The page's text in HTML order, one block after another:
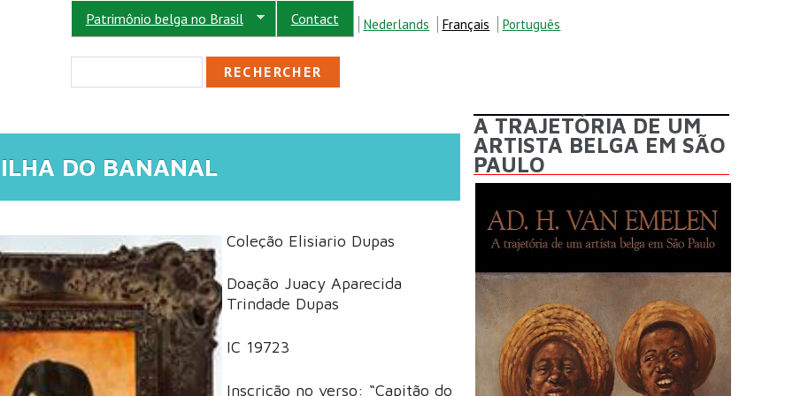
Patrimônio belga no Brasil Contact Nederlands Français Português
FORMULAIRE DE RECHERCHE
DO BANANAL
Coleção Elisiario Dupas
Doação Juacy Aparecida
Trindade Dupas
IC 19723
Inscrição no verso: “Capitão do
A TRAJETÓRIA DE UM
ARTISTA BELGA EM SÃO
PAULO